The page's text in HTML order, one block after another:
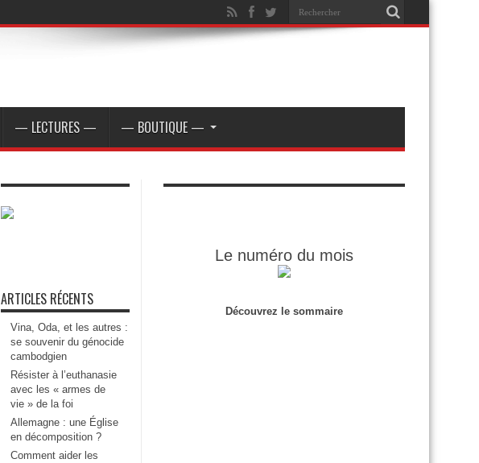
— LECTURES — — BOUTIQUE —
ARTICLES RÉCENTS
Vina, Oda, et les autres :
se souvenir du génocide
cambodgien
Résister à l’euthanasie
avec les « armes de
vie » de la foi
Allemagne : une Église
en décomposition ?
Comment aider les
Le numéro du mois
Découvrez le sommaire